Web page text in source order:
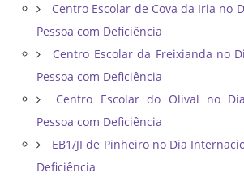
Centro Escolar de Cova da Iria no
Pessoa com Deficiência
Centro Escolar da Freixianda no
Pessoa com Deficiência
Centro Escolar do Olival no
Pessoa com Deficiência
EB1/JI de Pinheiro no Dia
Deficiência